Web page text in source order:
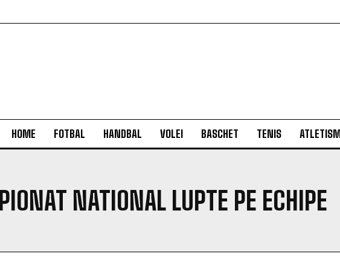
HOME FOTBAL HANDBAL VOLEI BASCHET TENIS
NATIONAL LUPTE PE ECHIPE